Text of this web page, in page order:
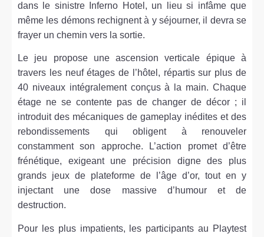
dans le sinistre Inferno Hotel, un lieu si infâme que
même les démons rechignent à y séjourner, il devra se
frayer un chemin vers la sortie.
Le jeu propose une ascension verticale épique à
travers les neuf étages de l’hôtel, répartis sur plus de
40 niveaux intégralement conçus à la main. Chaque
étage ne se contente pas de changer de décor ; il
introduit des mécaniques de gameplay inédites et des
rebondissements qui obligent à renouveler
constamment son approche. L’action promet d’être
frénétique, exigeant une précision digne des plus
grands jeux de plateforme de l’âge d’or, tout en y
injectant une dose massive d’humour et de
destruction.
Pour les plus impatients, les participants au Playtest